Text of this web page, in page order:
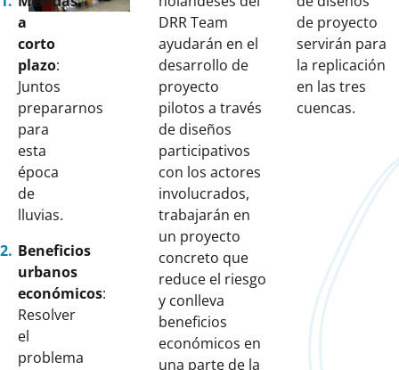
a
corto
plazo:
Juntos
prepararnos
para
esta
época
de
lluvias.
Beneficios
urbanos
económicos:
Resolver
el
problema
DRR Team
ayudarán en el
desarrollo de
proyecto
pilotos a través
de diseños
participativos
con los actores
involucrados,
trabajarán en
un proyecto
concreto que
reduce el riesgo
y conlleva
beneficios
económicos en
una parte de la
de proyecto
servirán para
la replicación
en las tres
cuencas.